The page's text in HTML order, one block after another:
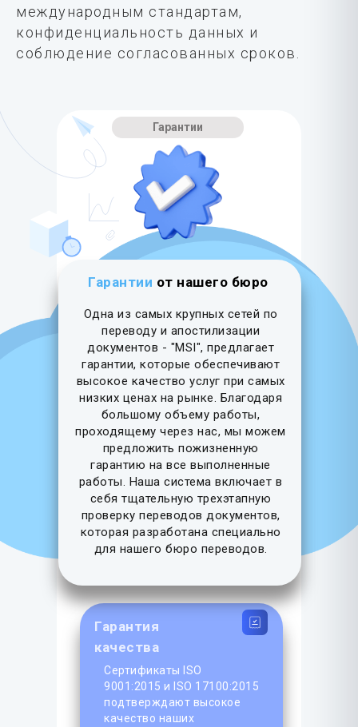
международным стандартам,
конфиденциальность данных и
соблюдение согласованных сроков.
Гарантия
качества
Сертификаты ISO
9001:2015 и ISO 17100:2015
подтверждают высокое
качество наших
Гарантии от нашего бюро
Одна из самых крупных сетей по
переводу и апостилизации
документов - "MSI", предлагает
гарантии, которые обеспечивают
высокое качество услуг при самых
низких ценах на рынке. Благодаря
большому объему работы,
проходящему через нас, мы можем
предложить пожизненную
гарантию на все выполненные
работы. Наша система включает в
себя тщательную трехэтапную
проверку переводов документов,
которая разработана специально
для нашего бюро переводов.
Гарантии